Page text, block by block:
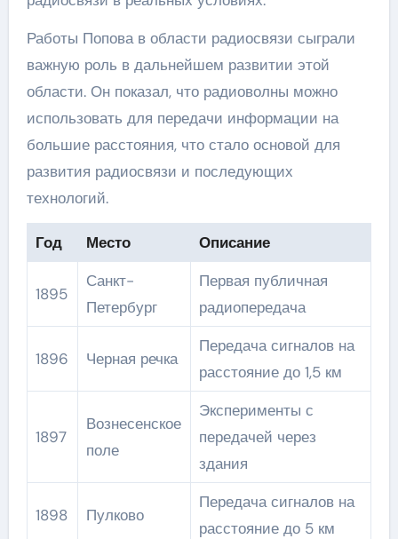
Работы Попова в области радиосвязи сыграли
важную роль в дальнейшем развитии этой
области. Он показал, что радиоволны можно
использовать для передачи информации на
большие расстояния, что стало основой для
развития радиосвязи и последующих
технологий.
Год Место Описание
1895
Санкт-
Петербург
Первая публичная
радиопередача
1896 Черная речка
Передача сигналов на
расстояние до 1,5 км
1897
Вознесенское
поле
Эксперименты с
передачей через
здания
1898 Пулково
Передача сигналов на
расстояние до 5 км